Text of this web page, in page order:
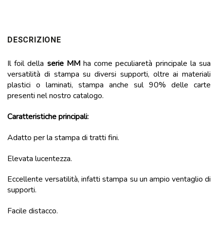
DESCRIZIONE
Il foil della serie MM ha come peculiaretà principale la sua
versatilità di stampa su diversi supporti, oltre ai materiali
plastici o laminati, stampa anche sul 90% delle carte
presenti nel nostro catalogo.
Caratteristiche principali:
Adatto per la stampa di tratti fini.
Elevata lucentezza.
Eccellente versatilità, infatti stampa su un ampio ventaglio di
supporti.
Facile distacco.